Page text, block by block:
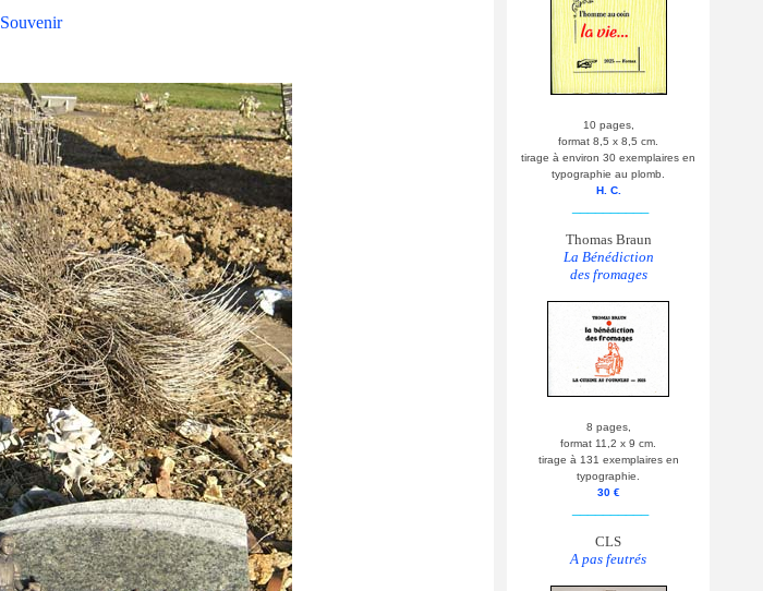
Souvenir
10 pages,
format 8,5 x 8,5 cm.
tirage à environ 30 exemplaires en
typographie au plomb.
H. C.
Thomas Braun
La Bénédiction
des fromages
8 pages,
format 11,2 x 9 cm.
tirage à 131 exemplaires en
typographie.
30 €
CLS
A pas feutrés